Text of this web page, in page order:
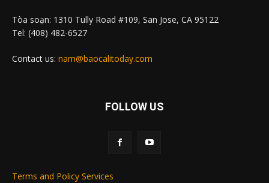
Tòa soạn: 1310 Tully Road #109, San Jose, CA 95122
Tel: (408) 482-6527
Contact us: nam@baocalitoday.com
FOLLOW US
Terms and Policy Services